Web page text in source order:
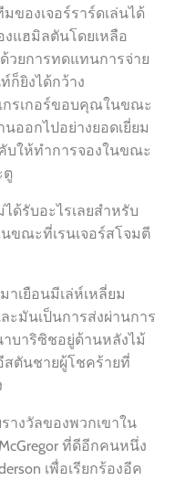
ของเจอร์ราร์ดเล่นได้
แฮมิลตันโดยเหลือ
วยการทดแทนการจ่าย
ก็ยิงได้กว้าง
กรเกอร์ขอบคุณในขณะ
ออกไปอย่างยอดเยี่ยม
บให้ทำการจองในขณะ
ตู
ด้รับอะไรเลยสำหรับ
ขณะที่เรนเจอร์สโจมตี
าเยือนมีเล่ห์เหลี่ยม
ะมันเป็นการส่งผ่านการ
บาริซิชอยู่ด้านหลังไม้
ตันชายผู้โชคร้ายที่
างวัลของพวกเขาใน
ที่ดีอีกคนหนึ่ง
เพื่อเรียกร้องอีค